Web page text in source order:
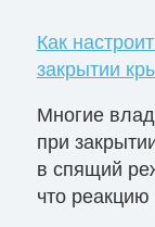
Как
закрытии
Многие
при
в спящий
что реакцию